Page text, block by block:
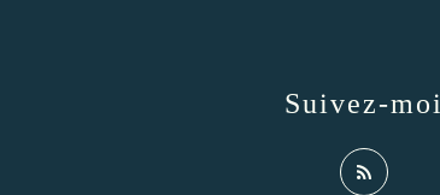
Suivez-moi